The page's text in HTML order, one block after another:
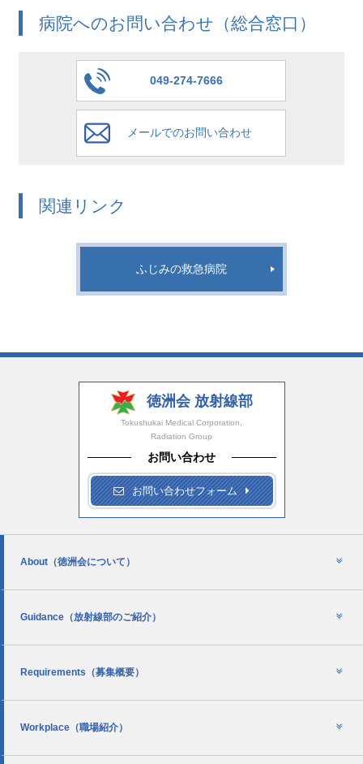
病院へのお問い合わせ（総合窓口）
049-274-7666
メールでのお問い合わせ
関連リンク
ふじみの救急病院
徳洲会 放射線部
Tokushukai Medical Corporation,
Radiation Group
お問い合わせ
お問い合わせフォーム
About （徳洲会について）
Guidance （放射線部のご紹介）
Requirements （募集概要）
Workplace （職場紹介）